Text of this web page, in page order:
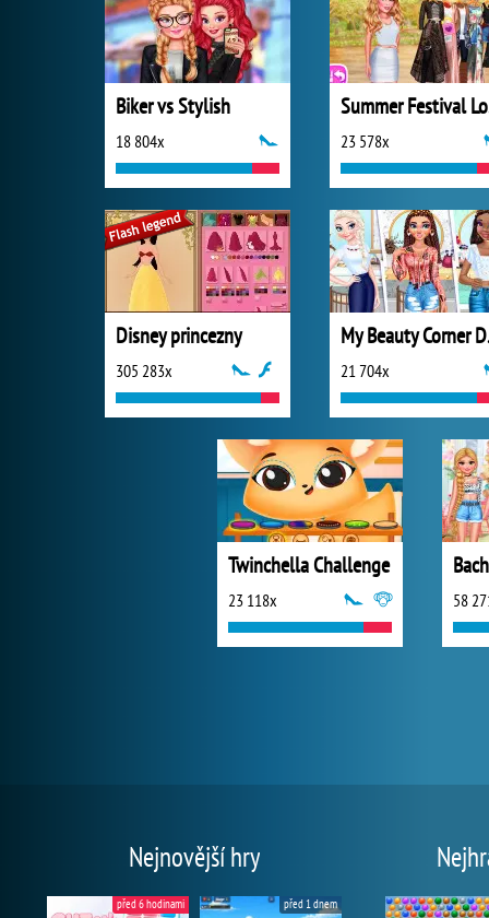
Biker vs Stylish
18 804x 23 578x
Disney princezny
305 283x
My
21 704x
Twinchella Challenge
23 118x 58
Nejnovější hry
před 6 hodinami před 1 dnem